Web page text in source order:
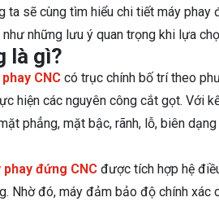
ta sẽ cùng tìm hiểu chi tiết máy phay
những lưu ý quan trọng khi lựa
là gì?
CNC có trục chính bố trí theo
hiện các nguyên công cắt gọt. Với
phẳng, mặt bậc, rãnh, lỗ, biên
phay đứng CNC được tích hợp hệ
Nhờ đó, máy đảm bảo độ chính